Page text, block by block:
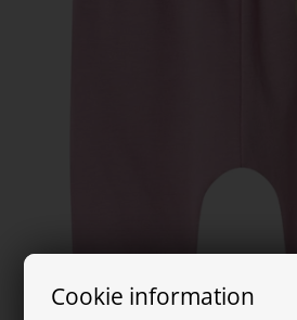
Cookie information